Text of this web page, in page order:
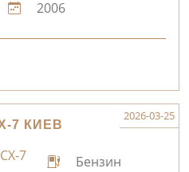
2006
7 КИЕВ
2026-03-25
Бензин